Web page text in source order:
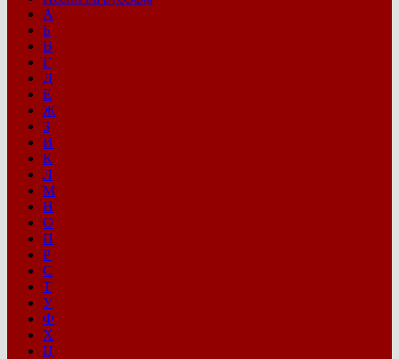
А
Б
В
Г
Д
Е
Ж
З
И
К
Л
М
Н
О
П
Р
С
Т
У
Ф
Х
Ц